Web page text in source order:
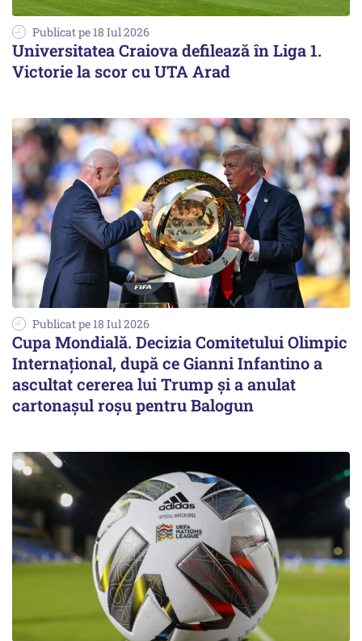
Publicat pe 18 Iul 2026
Universitatea Craiova defilează în Liga 1.
Victorie la scor cu UTA Arad
Publicat pe 18 Iul 2026
Cupa Mondială. Decizia Comitetului Olimpic
Internațional, după ce Gianni Infantino a
ascultat cererea lui Trump și a anulat
cartonașul roșu pentru Balogun